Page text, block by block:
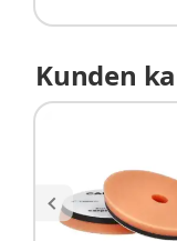
Kunden